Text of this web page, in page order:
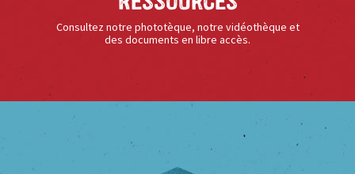
Consultez notre phototèque, notre vidéothèque et
des documents en libre accès.